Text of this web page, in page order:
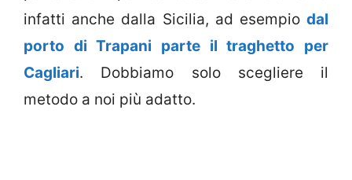
infatti anche dalla Sicilia, ad esempio dal
porto di Trapani parte il traghetto per
Cagliari. Dobbiamo solo scegliere il
metodo a noi più adatto.